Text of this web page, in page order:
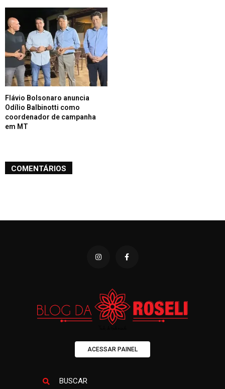
Flávio Bolsonaro anuncia
Odílio Balbinotti como
coordenador de campanha
em MT
COMENTÁRIOS
ACESSAR PAINEL
BUSCAR